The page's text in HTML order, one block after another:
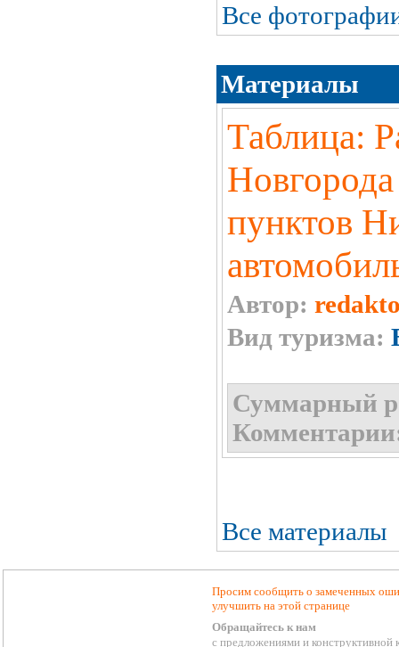
Все
Материалы
Таблица:
пунктов
Автор:
Вид туризма:
Суммарный
Все материалы
Просим сообщить о замеченных
улучшить на этой странице
Обращайтесь к нам
с предложениями и конструктивной